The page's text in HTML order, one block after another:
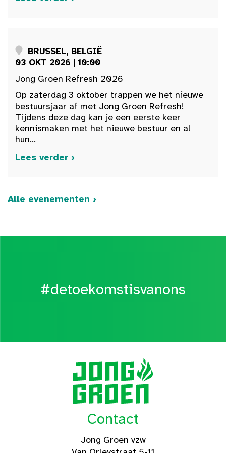
BRUSSEL, BELGIË
03 OKT 2026 | 10:00
Jong Groen Refresh 2026
Op zaterdag 3 oktober trappen we het nieuwe
bestuursjaar af met Jong Groen Refresh!
Tijdens deze dag kan je een eerste keer
kennismaken met het nieuwe bestuur en al
hun...
Lees verder ›
Alle evenementen ›
#detoekomstisvanons
Contact
Jong Groen vzw